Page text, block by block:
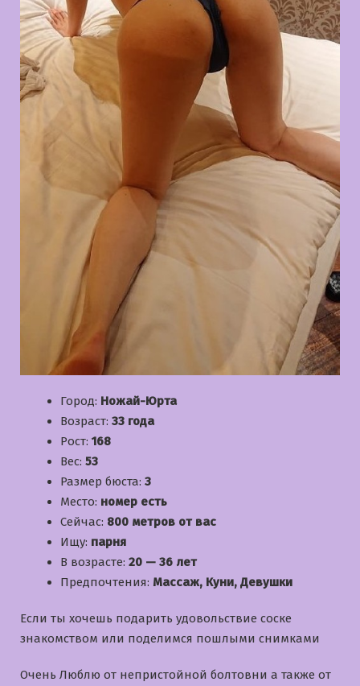
Город: Ножай-Юрта
Возраст: 33 года
Рост: 168
Вес: 53
Размер бюста: 3
Место: номер есть
Сейчас: 800 метров от вас
Ищу: парня
В возрасте: 20 — 36 лет
Предпочтения: Массаж, Куни, Девушки
Если ты хочешь подарить удовольствие соске
знакомством или поделимся пошлыми снимками
Очень Люблю от непристойной болтовни а также от